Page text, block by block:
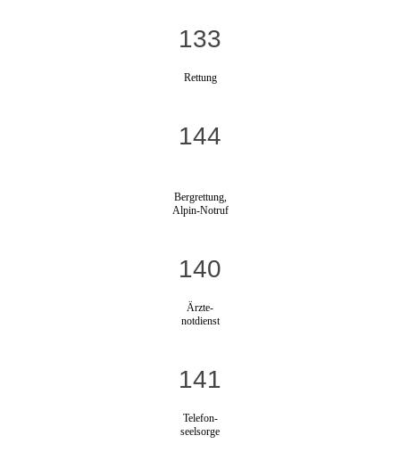
133
Rettung
144
Bergrettung,
Alpin-Notruf
140
Ärzte-
notdienst
141
Telefon-
seelsorge